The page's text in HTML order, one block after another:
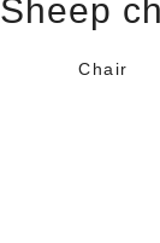
Sheep
Chair